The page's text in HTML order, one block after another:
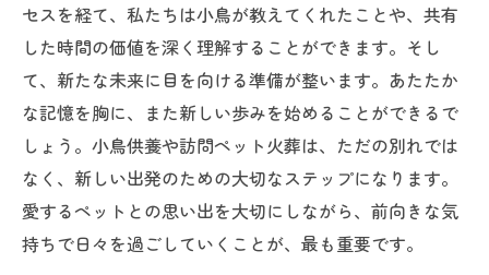
セスを経て、私たちは小鳥が教えてくれたことや、共有
した時間の価値を深く理解することができます。そし
て、新たな未来に目を向ける準備が整います。あたたか
な記憶を胸に、また新しい歩みを始めることができるで
しょう。小鳥供養や訪問ペット火葬は、ただの別れでは
なく、新しい出発のための大切なステップになります。
愛するペットとの思い出を大切にしながら、前向きな気
持ちで日々を過ごしていくことが、最も重要です。